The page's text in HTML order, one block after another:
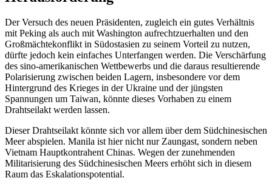
Der Versuch des neuen Präsidenten, zu­gleich ein gutes Verhältnis
mit Peking als auch mit Washington aufrechtzuerhalten und den
Großmächtekonflikt in Südost­asien zu seinem Vorteil zu nutzen,
dürfte jedoch kein einfaches Unterfangen werden. Die Verschärfung
des sino-amerikanischen Wettbewerbs und die daraus resultierende
Polarisierung zwi­schen beiden Lagern, ins­besondere vor dem
Hintergrund des Krieges in der Ukraine und der jüngsten
Spannungen um Taiwan, könnte dieses Vorhaben zu einem
Drahtseilakt werden lassen.
Dieser Drahtseilakt könnte sich vor allem über dem Südchinesischen
Meer abspielen. Manila ist hier nicht nur Zaungast, sondern neben
Vietnam Hauptkontrahent Chinas. Wegen der zunehmenden
Militarisierung des Südchinesischen Meers erhöht sich in diesem
Raum das Eskalationspotential.